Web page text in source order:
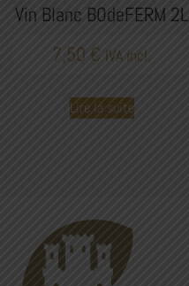
Vin Blanc BOdeFERM 2L
7,50 € IVA incl.
Lire la suite